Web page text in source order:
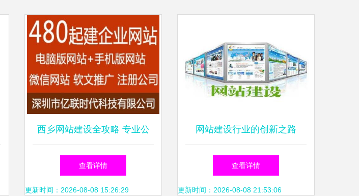
西乡网站建设全攻略 专业公
司选择与深圳推广策略
查看详情
更新时间：2026-08-08 15:26:29
网站建设行业的创新之路
在“走的人多了”中探寻变革
查看详情
更新时间：2026-08-08 21:53:06